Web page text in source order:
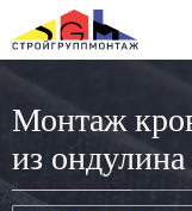
Монтаж
из ондулина